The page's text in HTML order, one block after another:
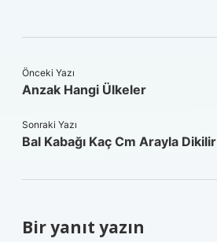
Önceki Yazı
Anzak Hangi Ülkeler
Sonraki Yazı
Bal Kabağı Kaç Cm Arayla Dikilir
Bir yanıt yazın